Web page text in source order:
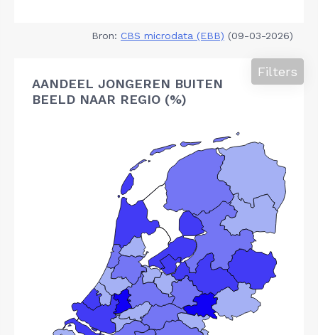
Bron: CBS microdata (EBB) (09-03-2026)
AANDEEL JONGEREN BUITEN
BEELD NAAR REGIO (%)
Filters